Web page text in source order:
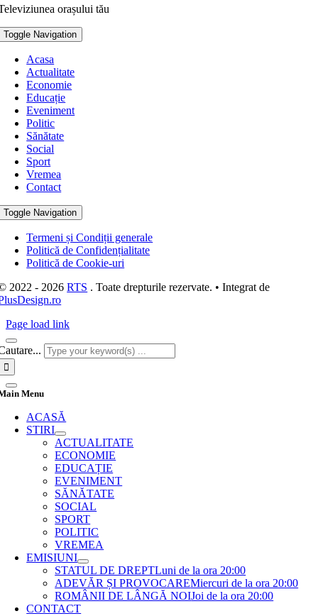
orașului tău
Toggle Navigation
Acasa
Actualitate
Economie
Educație
Eveniment
Politic
Sănătate
Social
Sport
Vremea
Contact
Toggle Navigation
Termeni și Condiții generale
Politică de Confidențialitate
Politică de Cookie-uri
2022 - 2026RTS . Toate drepturile rezervate. • Integrat de
Page load link
Menu
ACASĂ
STIRI
ACTUALITATE
ECONOMIE
EDUCAȚIE
EVENIMENT
SĂNĂTATE
SOCIAL
SPORT
POLITIC
VREMEA
EMISIUNI
STATUL DE DREPTLuni de la ora 20:00
ADEVĂR ȘI PROVOCAREMiercuri de la ora 20:00
ROMÂNII DE LÂNGĂ NOIJoi de la ora 20:00
CONTACT